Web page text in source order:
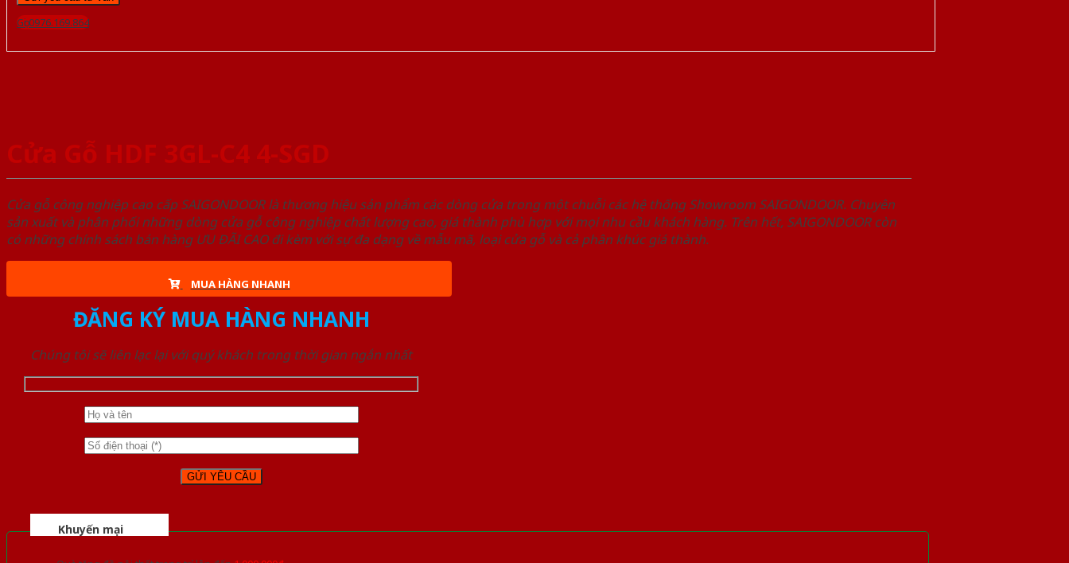
Gọi 0976.169.864
Cửa Gỗ HDF 3GL-C4 4-SGD
Cửa gỗ công nghiệp cao cấp SAIGONDOOR là thương hiệu sản phẩm các dòng cửa trong một chuỗi các hệ thống Showroom SAIGONDOOR. Chuyên
sản xuất và phân phối những dòng cửa gỗ công nghiệp chất lượng cao, giá thành phù hợp với mọi nhu cầu khách hàng. Trên hết, SAIGONDOOR còn
có những chính sách bán hàng ƯU ĐÃI CAO đi kèm với sự đa dạng về mẫu mã, loại cửa gỗ và cả phân khúc giá thành.
MUA HÀNG NHANH
ĐĂNG KÝ MUA HÀNG NHANH
Chúng tôi sẽ liên lạc lại với quý khách trong thời gian ngắn nhất
Khuyến mại